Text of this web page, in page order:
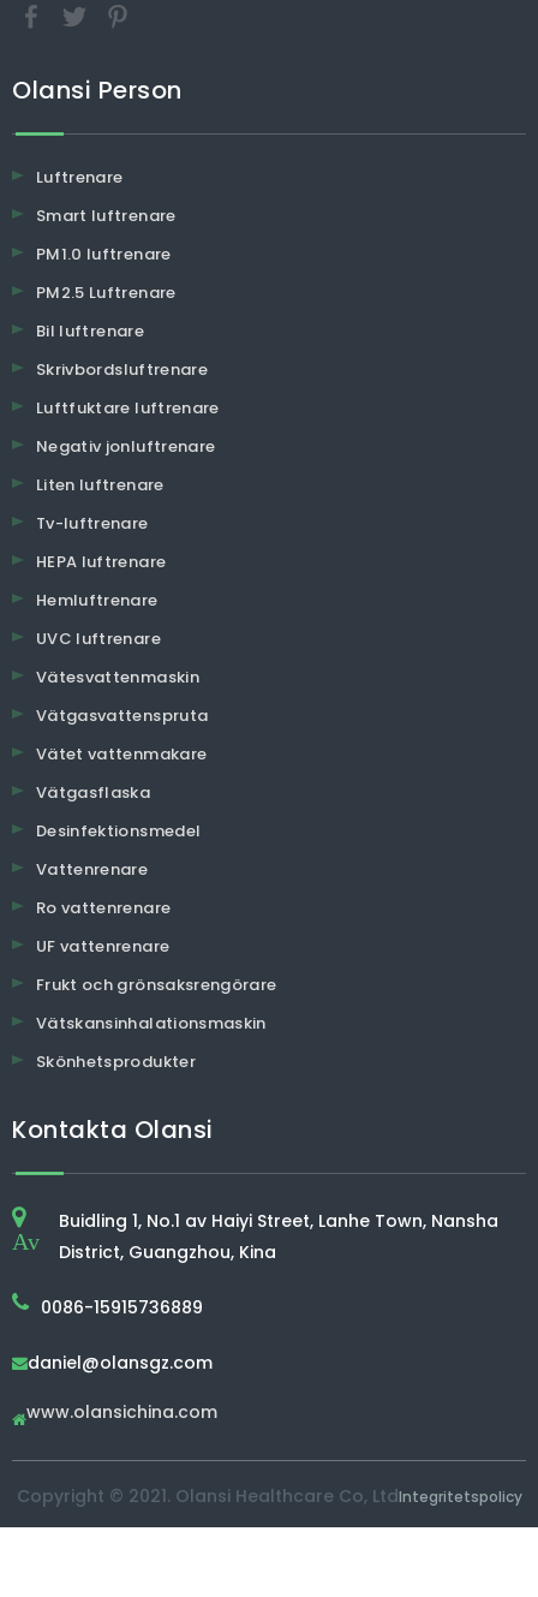
Olansi Person
Luftrenare
Smart luftrenare
PM1.0 luftrenare
PM2.5 Luftrenare
Bil luftrenare
Skrivbordsluftrenare
Luftfuktare luftrenare
Negativ jonluftrenare
Liten luftrenare
Tv-luftrenare
HEPA luftrenare
Hemluftrenare
UVC luftrenare
Vätesvattenmaskin
Vätgasvattenspruta
Vätet vattenmakare
Vätgasflaska
Desinfektionsmedel
Vattenrenare
Ro vattenrenare
UF vattenrenare
Frukt och grönsaksrengörare
Vätskansinhalationsmaskin
Skönhetsprodukter
Kontakta Olansi
Av
Buidling 1, No.1 av Haiyi Street, Lanhe Town, Nansha
District, Guangzhou, Kina
0086-15915736889
daniel@olansgz.com
www.olansichina.com
Copyright © 2021. Olansi Healthcare Co, LtdIntegritetspolicy